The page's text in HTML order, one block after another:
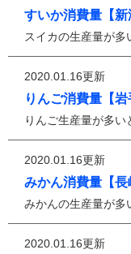
すいか消費量【新
スイカの生産量が多
2020.01.16更新
りんご消費量【岩
りんご生産量が多い
2020.01.16更新
みかん消費量【長
みかんの生産量が多
2020.01.16更新